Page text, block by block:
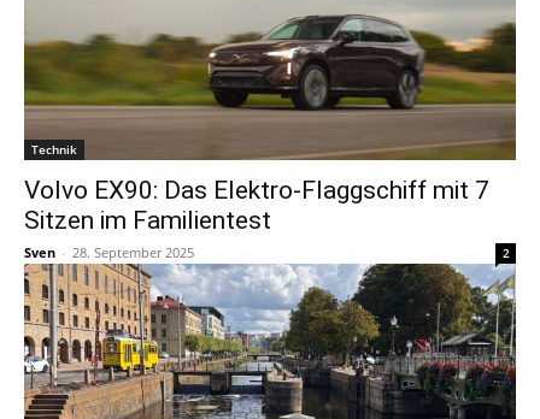
Technik
Volvo EX90: Das Elektro-Flaggschiff mit 7
Sitzen im Familientest
Sven - 28. September 2025 2